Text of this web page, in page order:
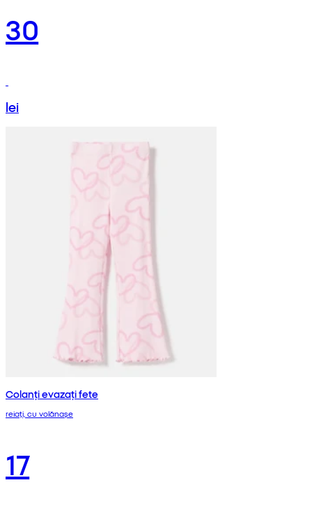
30
lei
Colanți evazați fete
reiați, cu volănașe
17